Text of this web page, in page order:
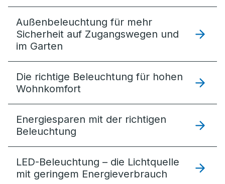
Außenbeleuchtung für mehr
Sicherheit auf Zugangswegen und
im Garten
Die richtige Beleuchtung für hohen
Wohnkomfort
Energiesparen mit der richtigen
Beleuchtung
LED-Beleuchtung – die Lichtquelle
mit geringem Energieverbrauch